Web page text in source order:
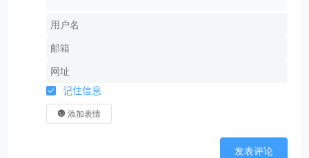
记住信息
添加表情
发表评论